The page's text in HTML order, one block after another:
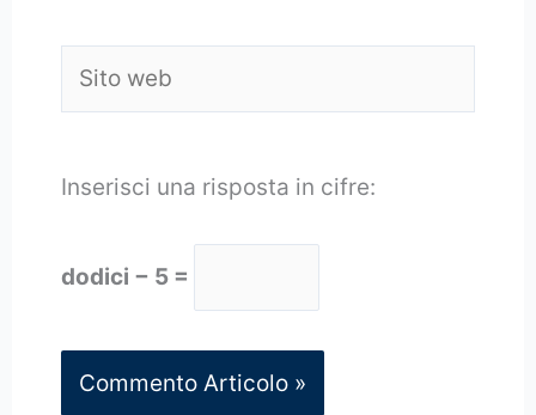
web
Inserisci una risposta in cifre:
dodici − 5 =